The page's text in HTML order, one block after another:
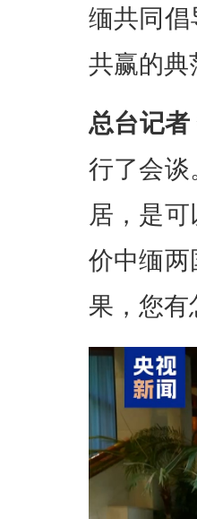
缅共同
共赢的典
总台记者
行了会
居，是
价中缅
果，您有